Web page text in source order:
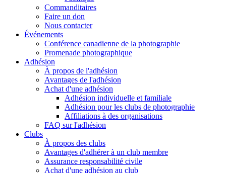
Commanditaires
Faire un don
Nous contacter
Événements
Conférence canadienne de la photographie
Promenade photographique
Adhésion
À propos de l'adhésion
Avantages de l'adhésion
Achat d'une adhésion
Adhésion individuelle et familiale
Adhésion pour les clubs de photographie
Affiliations à des organisations
FAQ sur l'adhésion
Clubs
À propos des clubs
Avantages d'adhérer à un club membre
Assurance responsabilité civile
Achat d'une adhésion au club